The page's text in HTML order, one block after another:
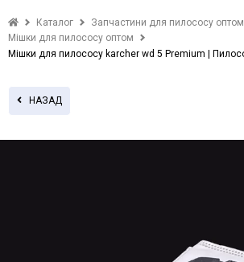
Каталог
Запчастини для пилососу оптом
Мішки для пилососу оптом
Мішки для пилососу karcher wd 5 Premium |
НАЗАД